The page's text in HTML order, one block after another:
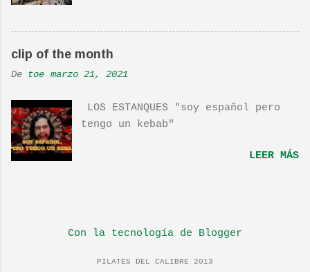
magnifica Per-Versión de este tema
de Townshend. PINCHA AQUÍ Y LA
clip of the month
De toe marzo 21, 2021
LOS ESTANQUES "soy español pero
tengo un kebab"
LEER MÁS
Con la tecnología de Blogger
PILATES DEL CALIBRE 2013